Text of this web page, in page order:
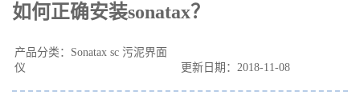
如何正确安装sonatax？
产品分类：Sonatax sc 污泥界面
仪
更新日期：2018-11-08